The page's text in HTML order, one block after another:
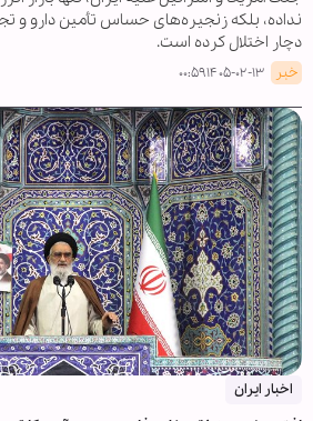
نداده، بلکه زنجیره‌های حساس تأمین دارو و
دچار اختلال کرده است.
خبر ۱۴۰۵-۰۲-۱۳ ۰۰:۵۹
اخبار ایران